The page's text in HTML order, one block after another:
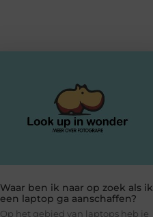
Waar ben ik naar op zoek als ik
een laptop ga aanschaffen?
Op het gebied van laptops heb je